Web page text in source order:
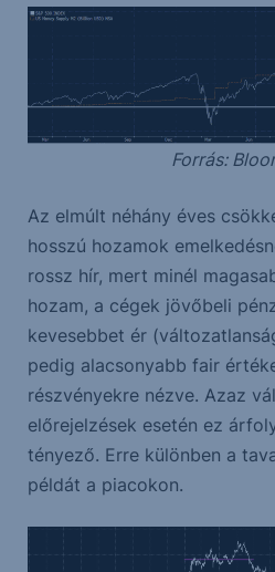
Forrás:
Az elmúlt néhány éves
hosszú hozamok
rossz hír, mert minél
hozam, a cégek jövőbeli
kevesebbet ér
pedig alacsonyabb fair
részvényekre nézve. Azaz
előrejelzések esetén ez
tényező. Erre különben a
példát a piacokon.